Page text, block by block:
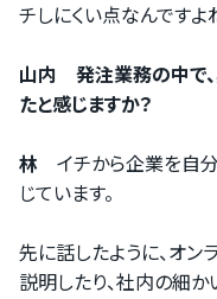
チしにくい点なんですよ
山内 発注業務の中で
たと感じますか？
林 イチから企業を自
じています。
先に話したように、オン
説明したり、社内の細か